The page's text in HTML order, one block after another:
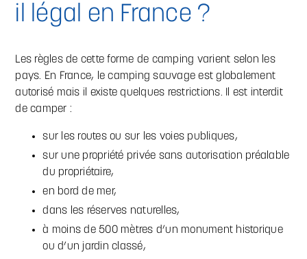
il légal en France ?
Les règles de cette forme de camping varient selon les
pays. En France, le camping sauvage est globalement
autorisé mais il existe quelques restrictions. Il est interdit
de camper :
sur les routes ou sur les voies publiques,
sur une propriété privée sans autorisation préalable
du propriétaire,
en bord de mer,
dans les réserves naturelles,
à moins de 500 mètres d’un monument historique
ou d’un jardin classé,